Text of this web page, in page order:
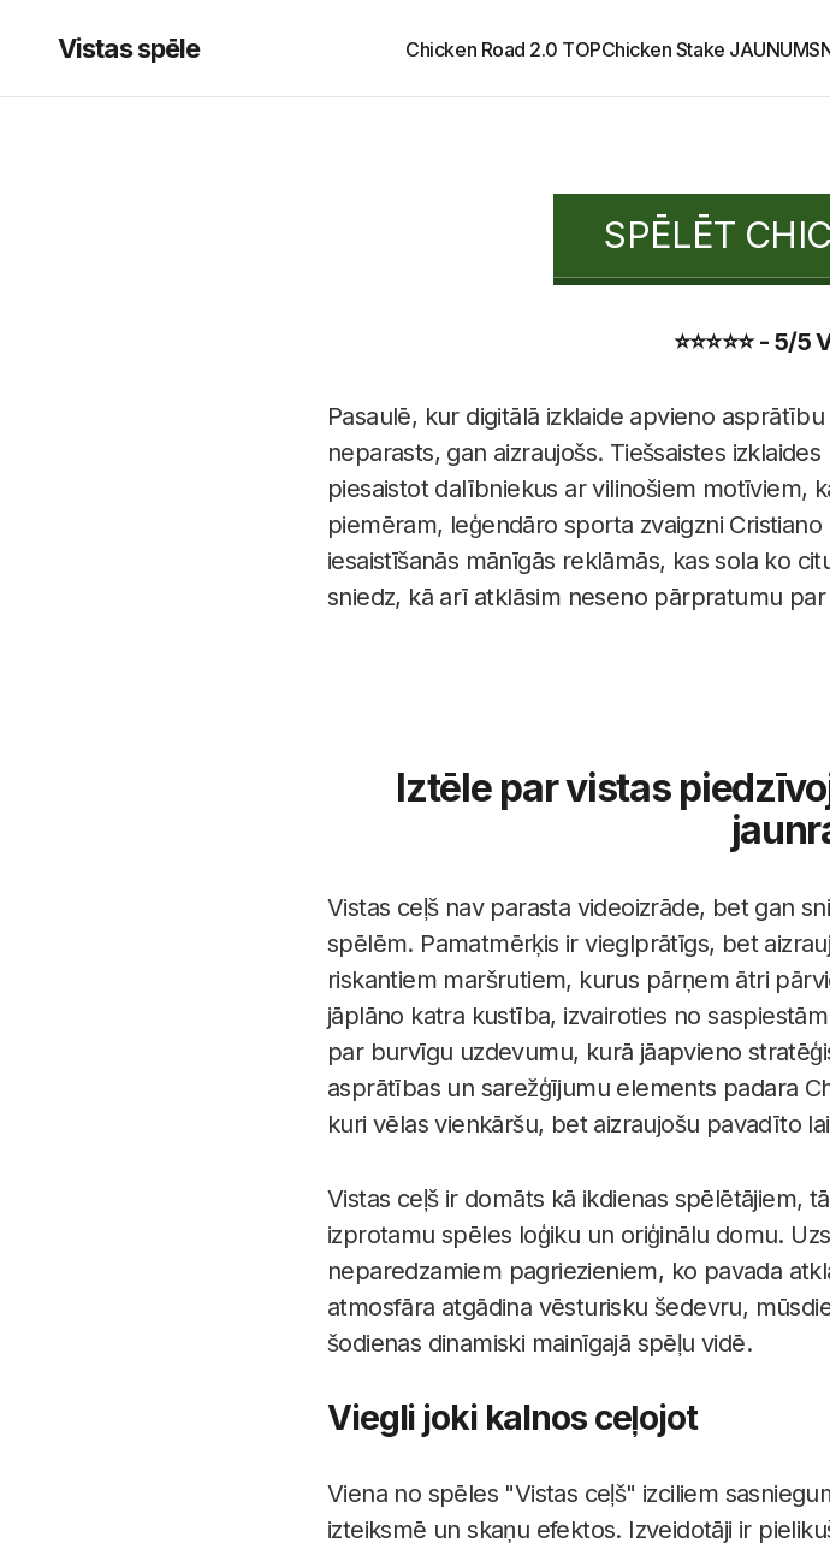
Vistas spēle Chicken Road 2.0 TOPChicken Stake JAUNUMS
SPĒLĒT
⭐⭐⭐⭐⭐ - 5/
Pasaulē, kur digitālā izklaide apvieno
neparasts, gan aizraujošs. Tiešsaistes
piesaistot dalībniekus ar vilinošiem motīviem,
piemēram, leģendāro sporta zvaigzni
iesaistīšanās mānīgās reklāmās, kas sola ko
sniedz, kā arī atklāsim neseno pārpratumu
Iztēle par vistas
Vistas ceļš nav parasta videoizrāde, bet gan
spēlēm. Pamatmērķis ir vieglprātīgs, bet
riskantiem maršrutiem, kurus pārņem ātri
jāplāno katra kustība, izvairoties no
par burvīgu uzdevumu, kurā jāapvieno
asprātības un sarežģījumu elements padara
kuri vēlas vienkāršu, bet aizraujošu pavadīto
Vistas ceļš ir domāts kā ikdienas spēlētājiem,
izprotamu spēles loģiku un oriģinālu domu.
neparedzamiem pagriezieniem, ko pavada
atmosfāra atgādina vēsturisku šedevru,
šodienas dinamiski mainīgajā spēļu vidē.
Viegli joki kalnos ceļojot
Viena no spēles "Vistas ceļš" izciliem
izteiksmē un skaņu efektos. Izveidotāji ir